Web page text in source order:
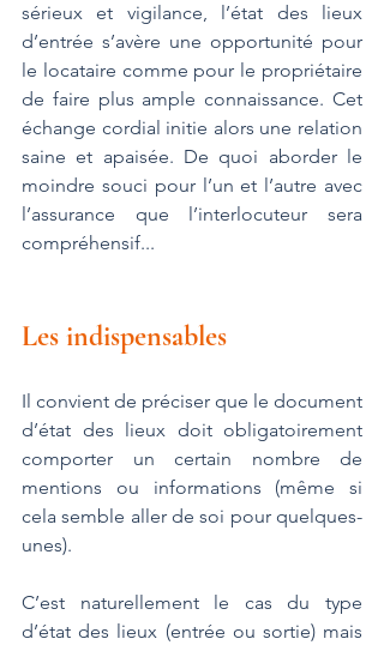
sérieux et vigilance, l’état des lieux
d’entrée s’avère une opportunité pour
le locataire comme pour le propriétaire
de faire plus ample connaissance. Cet
échange cordial initie alors une relation
saine et apaisée. De quoi aborder le
moindre souci pour l’un et l’autre avec
l’assurance que l’interlocuteur sera
compréhensif...
Les indispensables
Il convient de préciser que le document
d’état des lieux doit obligatoirement
comporter un certain nombre de
mentions ou informations (même si
cela semble aller de soi pour quelques-
unes).
C’est naturellement le cas du type
d’état des lieux (entrée ou sortie) mais